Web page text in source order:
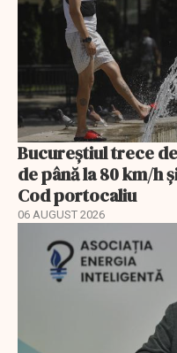
Bucureștiul trece
de până la 80 km/h
Cod portocaliu
06 AUGUST 2026